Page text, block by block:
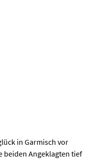
in Garmisch vor
beiden Angeklagten tief